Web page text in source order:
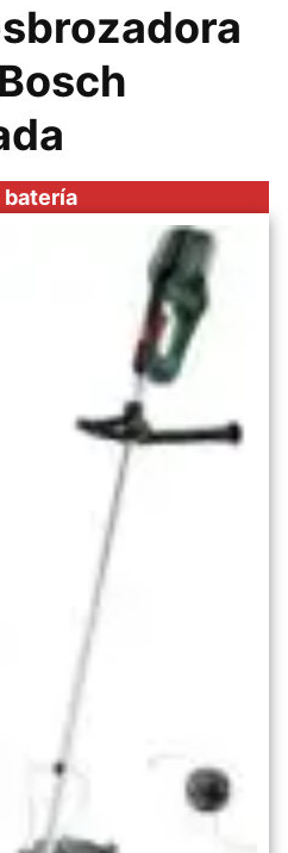
batería